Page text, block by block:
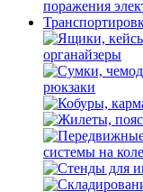
поражения
органайзеры
рюкзаки
системы на